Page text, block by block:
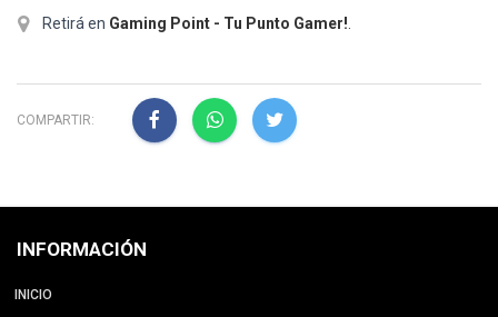
Retirá en Gaming Point - Tu Punto Gamer!
COMPARTIR:
INFORMACIÓN
INICIO